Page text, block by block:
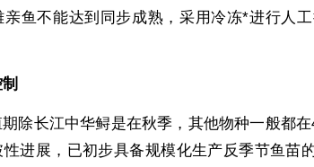
亲鱼不能达到同步成熟，采用冷冻*进行人
除长江中华鲟是在秋季，其他物种一般都
进展，已初步具备规模化生产反季节鱼苗